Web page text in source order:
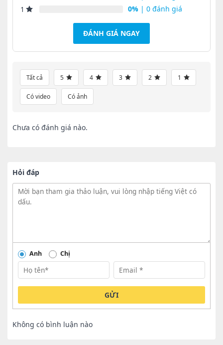
1
0% | 0 đánh giá
ĐÁNH GIÁ NGAY
Tất cả 5 4 3 2 1
Có video Có ảnh
Chưa có đánh giá nào.
Hỏi đáp
Anh Chị
GỬI
Không có bình luận nào